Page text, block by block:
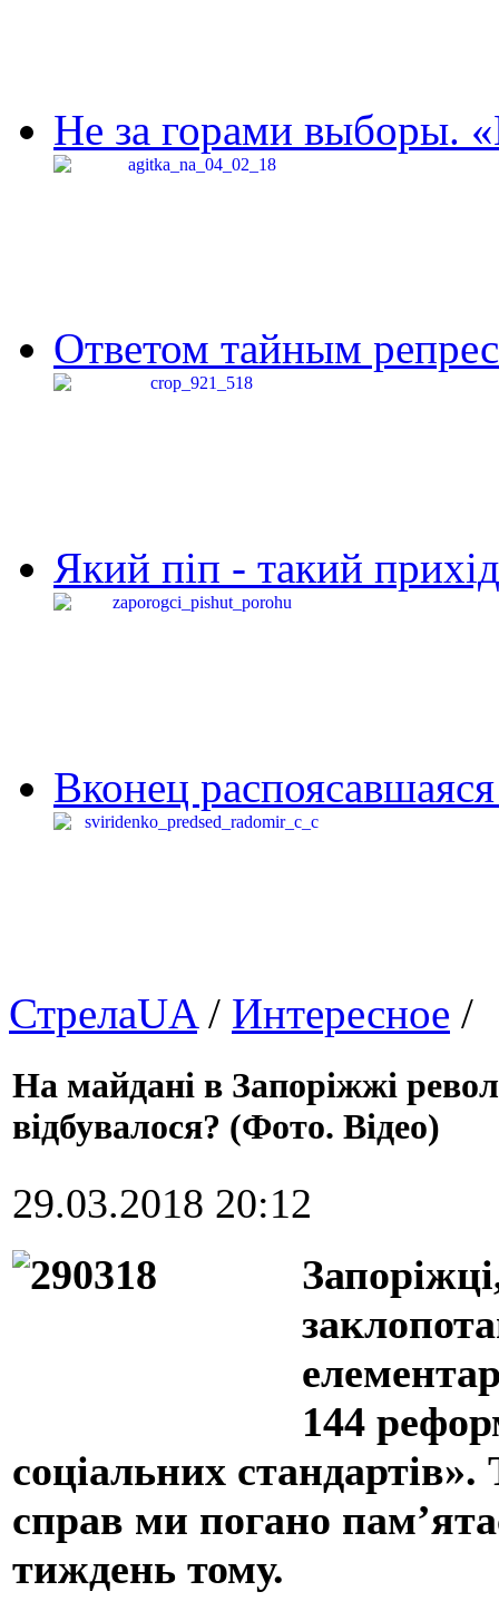
Не за горами выборы.
Ответом тайным
Який піп - такий
Вконец
СтрелаUA/ Интересное /
На майдані в Запоріжжі
відбувалося? (Фото. Відео)
29.03.2018 20:12
144
соціальних стандартів».
справ ми погано
тиждень тому.